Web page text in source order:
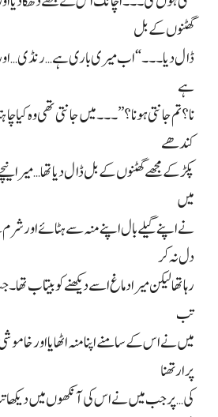
گھٹنوں کے بل
ڈال دیا۔۔۔ “اب میری باری ہے… رنڈی… اور
ہے
نا؟ تم جانتی ہو نا؟”۔۔۔ میں جانتی تھی وہ
کندھے
پکڑ کے مجھے گھٹنوں کے بل ڈال دیا تھا… میرا
میں
نے اپنے گیلے بال اپنے منہ سے ہٹائے اور شرم
دل نہ کر
رہا تھا لیکن میرا دماغ اسے دیکھنے کو بیتاب
تب
میں نے اس کے سامنے اپنا منہ اٹھایا اور
پرارتھنا
کی… پر جب میں نے اس کی آنکھوں میں دیکھا